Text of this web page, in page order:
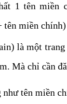
1 tên miền
tên miền chính)
là một
Mà chỉ cần
tên miền